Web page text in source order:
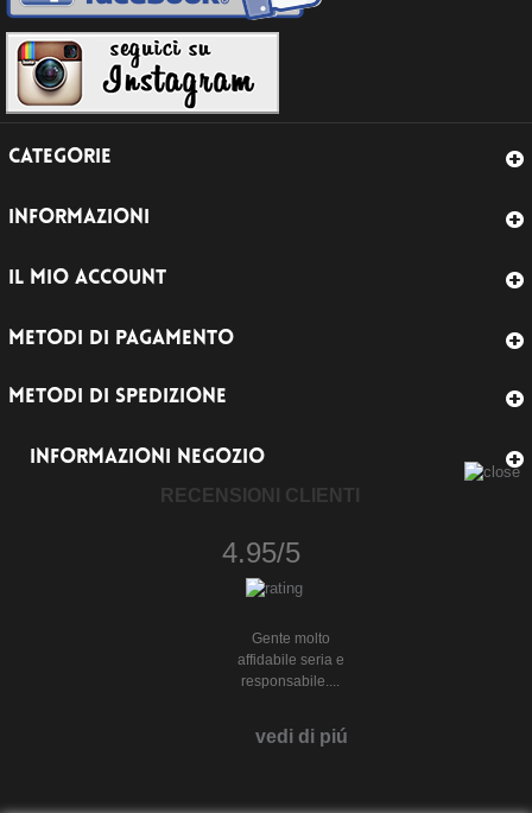
CATEGORIE
INFORMAZIONI
IL MIO ACCOUNT
METODI DI PAGAMENTO
METODI DI SPEDIZIONE
INFORMAZIONI NEGOZIO
RECENSIONI CLIENTI
4.95/5
Gente molto
affidabile seria e
responsabile....
vedi di piú